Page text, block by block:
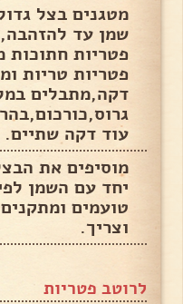
שמן עד
פטריות חתוכות
פטריות טריות
דקה,מתבלים
עוד דקה שתיים.
מוסיפים את
יחד עם השמן
טועמים
וצריך.
לרוטב פטריות